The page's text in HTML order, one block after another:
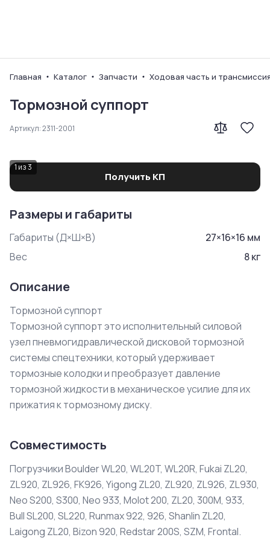
Главная Каталог Запчасти Ходовая часть и
Тормозной суппорт
Артикул:2311-2001
1 из3
Получить КП
Размеры и габариты
Габариты (Д×Ш×В) 27×16×16 мм
Вес
8кг
Описание
Тормозной суппорт
Тормозной суппорт это исполнительный силовой
узел пневмогидравлической дисковой тормозной
системы спецтехники, который удерживает
тормозные колодки и преобразует давление
тормозной жидкости в механическое усилие для их
прижатия к тормозному диску.
Совместимость
Погрузчики Boulder WL20, WL20T, WL20R, Fukai ZL20,
ZL920, ZL926, FK926, Yigong ZL20, ZL920, ZL926, ZL930,
Neo S200, S300, Neo 933, Molot 200, ZL20, 300M, 933,
Bull SL200, SL220, Runmax 922, 926, Shanlin ZL20,
Laigong ZL20, Bizon 920, Redstar 200S, SZM, Frontal.